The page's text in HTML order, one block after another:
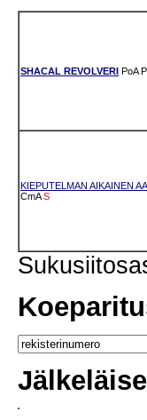
SHACAL REVOLVERI PoA
KIEPUTELMAN AIKAINEN
CmA S